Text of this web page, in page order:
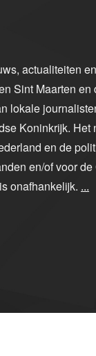
actualiteiten
Sint Maarten
lokale
Koninkrijk.
en de
en/of voor
onafhankelijk. ...